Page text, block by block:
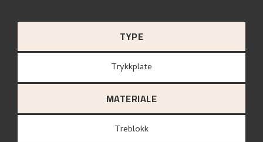
TYPE
Trykkplate
MATERIALE
treblokk